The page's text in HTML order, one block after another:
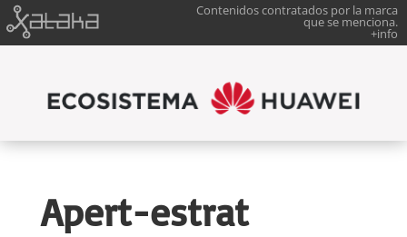
Contenidos contratados por la marca
que se menciona.
+info
Apert-estrat